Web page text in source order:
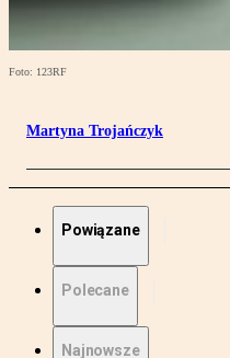
Foto: 123RF
Martyna Trojańczyk
Powiązane
Polecane
Najnowsze